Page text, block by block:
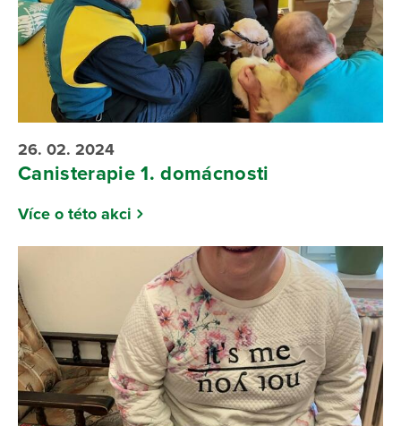
26. 02. 2024
Canisterapie 1. domácnosti
Více o této akci